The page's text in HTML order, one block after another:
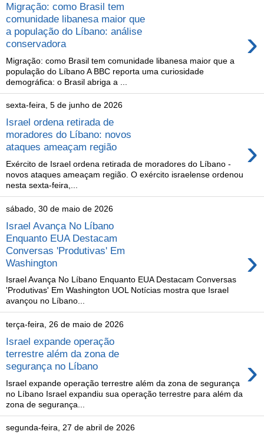
Migração: como Brasil tem
comunidade libanesa maior que
a população do Líbano: análise
conservadora
›
Migração: como Brasil tem comunidade libanesa maior que a
população do Líbano A BBC reporta uma curiosidade
demográfica: o Brasil abriga a ...
sexta-feira, 5 de junho de 2026
Israel ordena retirada de
moradores do Líbano: novos
ataques ameaçam região
›
Exército de Israel ordena retirada de moradores do Líbano -
novos ataques ameaçam região. O exército israelense ordenou
nesta sexta-feira,...
sábado, 30 de maio de 2026
Israel Avança No Líbano
Enquanto EUA Destacam
Conversas 'Produtivas' Em
Washington
›
Israel Avança No Líbano Enquanto EUA Destacam Conversas
'Produtivas' Em Washington UOL Notícias mostra que Israel
avançou no Líbano...
terça-feira, 26 de maio de 2026
Israel expande operação
terrestre além da zona de
segurança no Líbano
›
Israel expande operação terrestre além da zona de segurança
no Líbano Israel expandiu sua operação terrestre para além da
zona de segurança...
segunda-feira, 27 de abril de 2026